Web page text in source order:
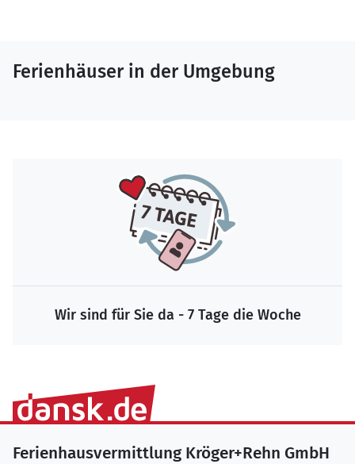
Ferienhäuser in der Umgebung
Wir sind für Sie da - 7 Tage die Woche
Ferienhausvermittlung Kröger+Rehn GmbH